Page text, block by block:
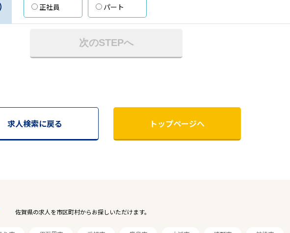
正社員 パート
次のSTEPへ
求人検索に戻る トップページへ
佐賀県の求人を市区町村からお探しいただけます。